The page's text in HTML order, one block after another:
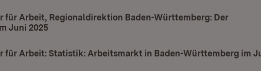
für Arbeit, Regionaldirektion Baden-Württemberg: Der
Juni 2025
für Arbeit: Statistik: Arbeitsmarkt in Baden-Württemberg im